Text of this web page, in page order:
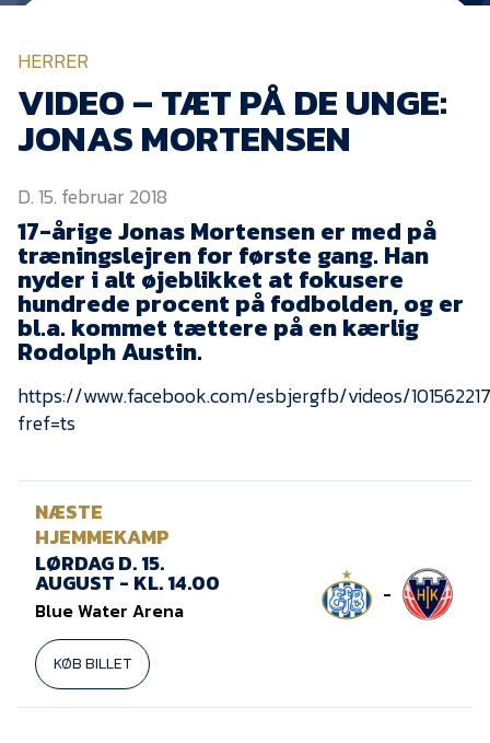
NYHEDER
EfB Akademi
Sydvestjysk Fodbold
Samarbejde
Partnere
Blue Water Arena
HERRER
VIDEO – TÆT PÅ DE UNGE:
JONAS MORTENSEN
D. 15. februar 2018
17-årige Jonas Mortensen er med på
træningslejren for første gang. Han
nyder i alt øjeblikket at fokusere
hundrede procent på fodbolden, og er
bl.a. kommet tættere på en kærlig
Rodolph Austin.
https://www.facebook.com/esbjergfb/videos/
fref=ts
NÆSTE
HJEMMEKAMP
LØRDAG D. 15.
AUGUST - KL. 14.00
Blue Water Arena
KØB BILLET
-